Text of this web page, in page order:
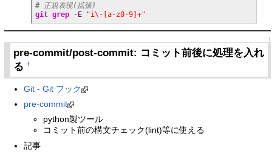
# 正規表現(拡張)
git grep
-E "i\-[a-z0-9]+"
↑
pre-commit/post-commit: コミット前後に処理を入れ
る†
Git - Git フック
pre-commit
python製ツール
コミット前の構文チェック(lint)等に使える
記事